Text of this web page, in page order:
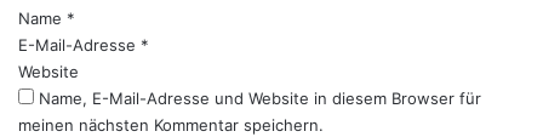
r
*
Name *
E-Mail-Adresse *
Website
Name, E-Mail-Adresse und Website in diesem Browser für
meinen nächsten Kommentar speichern.